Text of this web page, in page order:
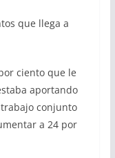
que llega a
ciento que le
aportando
conjunto
a 24 por